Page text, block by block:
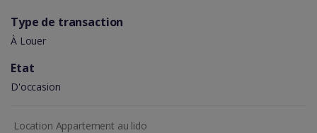
Type de transaction
À Louer
Etat
D'occasion
Location Appartement au lido